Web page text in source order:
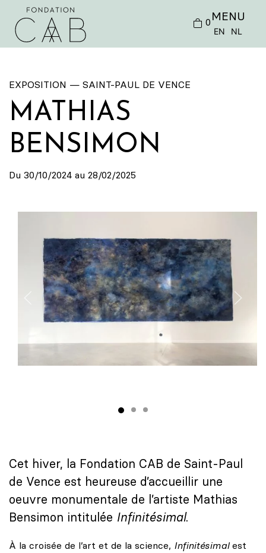
0 MENU
EN NL
EXPOSITION — SAINT-PAUL DE VENCE
MATHIAS
BENSIMON
Du 30/10/2024 au 28/02/2025
Cet hiver, la Fondation CAB de Saint-Paul
de Vence est heureuse d’accueillir une
oeuvre monumentale de l’artiste Mathias
Bensimon intitulée Infinitésimal.
À la croisée de l’art et de la science, Infinitésimalest